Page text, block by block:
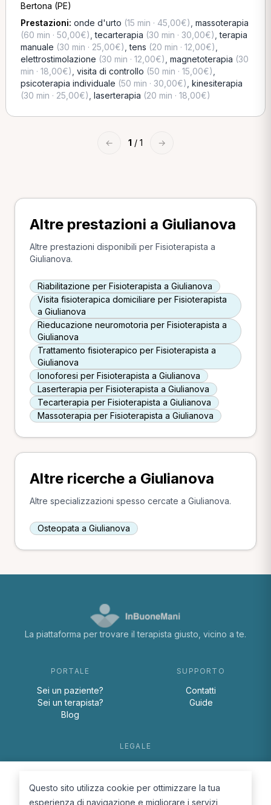
Bertona (PE)
Prestazioni: onde d'urto (15 min · 45,00€) massoterapia
(60 min · 50,00€) ,tecarterapia (30 min · 30,00€) ,terapia
manuale (30 min · 25,00€) ,tens (20 min · 12,00€)
elettrostimolazione (30 min · 12,00€) magnetoterapia (30
min · 18,00€) visita di controllo (50 min · 15,00€)
psicoterapia individuale (50 min · 30,00€) kinesiterapia
(30 min · 25,00€) laserterapia (20 min · 18,00€)
← 1 / 1 →
Altre prestazioni a Giulianova
Altre prestazioni disponibili per Fisioterapista a
Giulianova.
Riabilitazione per Fisioterapista a Giulianova
Visita fisioterapica domiciliare per Fisioterapista
a Giulianova
Rieducazione neuromotoria per Fisioterapista a
Giulianova
Trattamento fisioterapico per Fisioterapista a
Giulianova
Ionoforesi per Fisioterapista a Giulianova
Laserterapia per Fisioterapista a Giulianova
Tecarterapia per Fisioterapista a Giulianova
Massoterapia per Fisioterapista a Giulianova
Altre ricerche a Giulianova
Altre specializzazioni spesso cercate a Giulianova.
Osteopata a Giulianova
La piattaforma per trovare il terapista giusto, vicino a te.
PORTALE
Sei un paziente?
Sei un terapista?
Blog
SUPPORTO
Contatti
Guide
LEGALE
Cookie Policy
Questo sito utilizza cookie per ottimizzare la tua
esperienza di navigazione e migliorare i servizi